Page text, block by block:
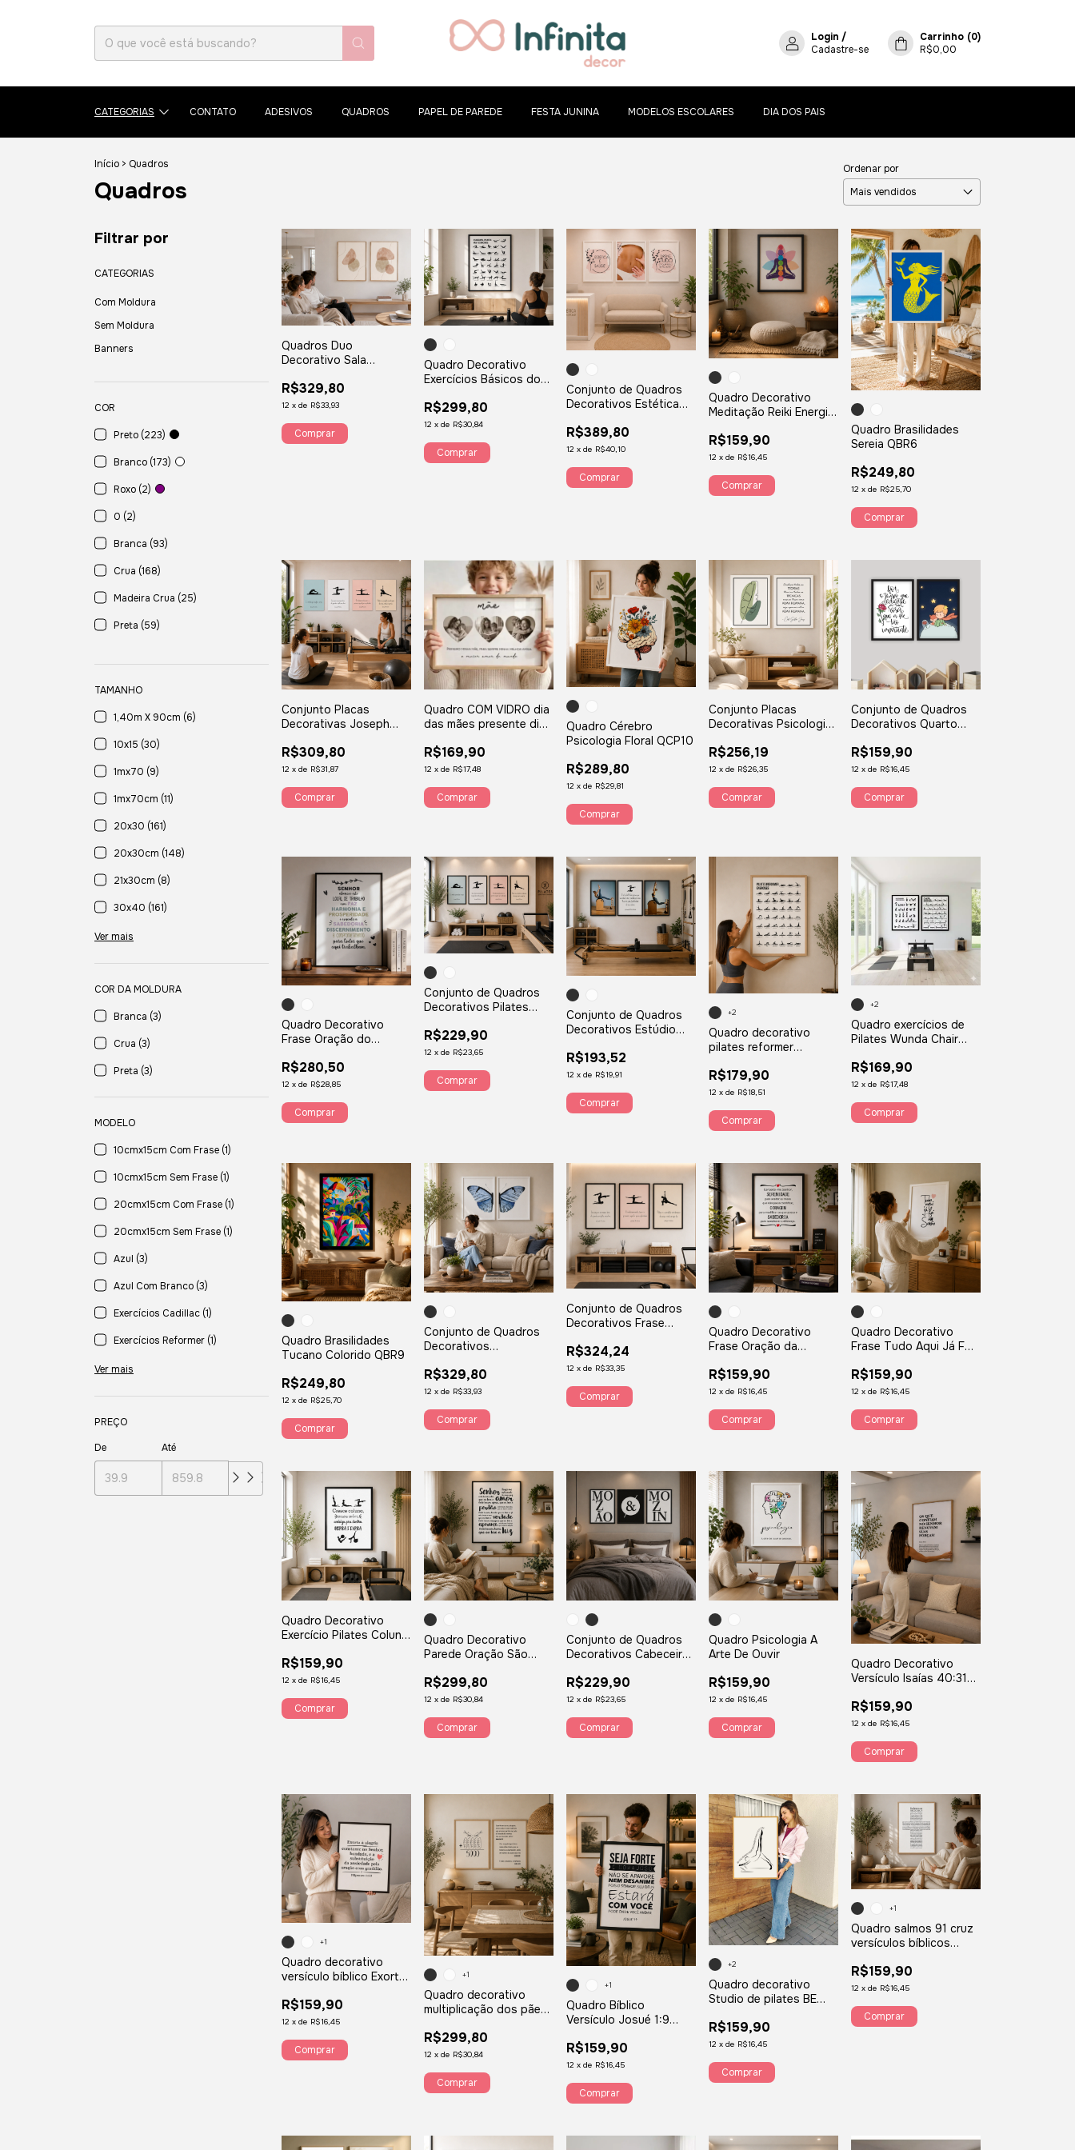
Login /
Cadastre-se
Carrinho (0)
R$0,00
CATEGORIAS CONTATO ADESIVOS QUADROS PAPEL DE PAREDE FESTA JUNINA MODELOS ESCOLARES DIA DOS PAIS
Início > Quadros
Quadros
Ordenar por
Filtrar por
CATEGORIAS
Com Moldura
Sem Moldura
Banners
COR
Preto (223)
Branco (173)
Roxo (2)
0 (2)
Branca (93)
Crua (168)
Madeira Crua (25)
Preta (59)
TAMANHO
1,40m X 90cm (6)
10x15 (30)
1mx70 (9)
1mx70cm (11)
20x30 (161)
20x30cm (148)
21x30cm (8)
30x40 (161)
Ver mais
COR DA MOLDURA
Branca (3)
Crua (3)
Preta (3)
MODELO
10cmx15cm Com Frase (1)
10cmx15cm Sem Frase (1)
20cmx15cm Com Frase (1)
20cmx15cm Sem Frase (1)
Azul (3)
Azul Com Branco (3)
Exercícios Cadillac (1)
Exercícios Reformer (1)
Ver mais
PREÇO
De
Até
Quadros Duo
Decorativo Sala
R$329,80
12 xde R$33,93
Comprar
Quadro Decorativo
Exercícios Básicos do
R$299,80
12 xde R$30,84
Comprar
Conjunto de Quadros
Decorativos Estética
Massagem
R$389,80
12 xde R$40,10
Comprar
Quadro Decorativo
Meditação Reiki Energia
R$159,90
12 xde R$16,45
Comprar
Quadro Brasilidades
Sereia QBR6
R$249,80
12 xde R$25,70
Comprar
Conjunto Placas
Decorativas Joseph
R$309,80
12 xde R$31,87
Comprar
Quadro COM VIDRO dia
das mães presente dia
amiga personalizado
com foto corações
R$169,90
12 xde R$17,48
Comprar
Quadro Cérebro
Psicologia Floral QCP10
R$289,80
12 xde R$29,81
Comprar
Conjunto Placas
Decorativas Psicologia
R$256,19
12 xde R$26,35
Comprar
Conjunto de Quadros
Decorativos Quarto
Príncipe Frase Rosa
R$159,90
12 xde R$16,45
Comprar
Quadro Decorativo
Frase Oração do
R$280,50
12 xde R$28,85
Comprar
Conjunto de Quadros
Decorativos Pilates
Posturas
R$229,90
12 xde R$23,65
Comprar
Conjunto de Quadros
Decorativos Estúdio
Joseph
R$193,52
12 xde R$19,91
Comprar
Quadro decorativo
pilates reformer
pilates saúde exercícios
P88Q
R$179,90
12 xde R$18,51
+2
Comprar
Quadro exercícios de
Pilates Wunda Chair
pilates wunda chair
exercises PLNV
R$169,90
12 xde R$17,48
+2
Comprar
Quadro Brasilidades
Tucano Colorido QBR9
R$249,80
12 xde R$25,70
Comprar
Conjunto de Quadros
Decorativos
B35
R$329,80
12 xde R$33,93
Comprar
Conjunto de Quadros
Decorativos Frase
R$324,24
12 xde R$33,35
Comprar
Quadro Decorativo
Frase Oração da
R$159,90
12 xde R$16,45
Comprar
Quadro Decorativo
Frase Tudo Aqui Já Foi
R$159,90
12 xde R$16,45
Comprar
Quadro Decorativo
Exercício Pilates Coluna
R$159,90
12 xde R$16,45
Comprar
Quadro Decorativo
Parede Oração São
R$299,80
12 xde R$30,84
Comprar
Conjunto de Quadros
Decorativos Cabeceira
R$229,90
12 xde R$23,65
Comprar
Quadro Psicologia A
Arte De Ouvir
R$159,90
12 xde R$16,45
Comprar
Quadro Decorativo
Versículo Isaías 40:31
SENHOR RENOVAM
SUAS FORÇAS
R$159,90
12 xde R$16,45
Comprar
Quadro decorativo
versículo bíblico Exorta
Senhor Filipenses 4:4-9
QVF4
R$159,90
12 xde R$16,45
+1
Comprar
Quadro decorativo
multiplicação dos pães
versículo bíblico QNPÇ2
R$299,80
12 xde R$30,84
+1
Comprar
Quadro Bíblico
Versículo Josué 1:9
R$159,90
12 xde R$16,45
+1
Comprar
Quadro decorativo
Studio de pilates BE
REFORMER THINKS YOU
ARE QPF9
R$159,90
12 xde R$16,45
+2
Comprar
Quadro salmos 91 cruz
versículos bíblicos
cristões cristo oração
V91
R$159,90
12 xde R$16,45
+1
Comprar